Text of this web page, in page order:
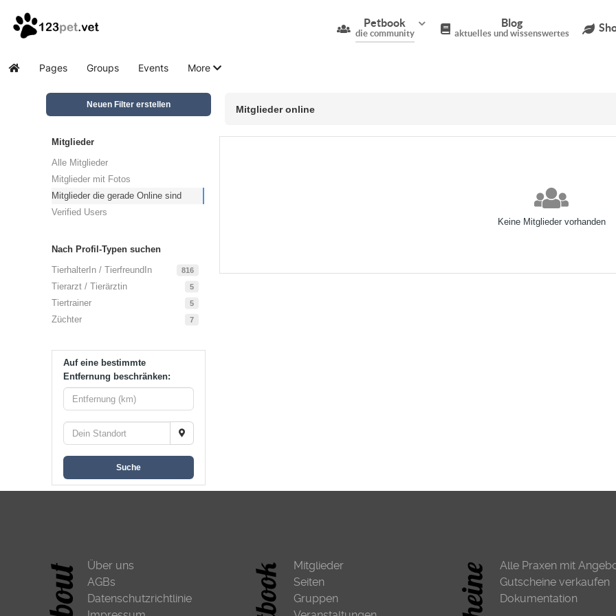
Petbook
die community
Blog
aktuelles und wissenswertes
Home Pages Groups Events More
Neuen Filter erstellen
Mitglieder
Alle Mitglieder
Mitglieder mit Fotos
Mitglieder die gerade Online sind
Verified Users
Nach Profil-Typen suchen
TierhalterIn / TierfreundIn
816
Tierarzt / Tierärztin 5
Tiertrainer 5
Züchter 7
Auf eine bestimmte
Entfernung beschränken:
Suche
Mitglieder online
Keine Mitglieder vorhanden
Über uns
AGBs
Datenschutzrichtlinie
Mitglieder
Seiten
Gruppen
Alle Praxen mit
Gutscheine verkaufen
Dokumentation